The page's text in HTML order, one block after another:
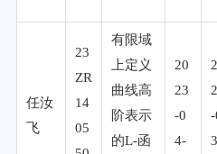
任汝
飞
23
ZR
14
05
有限域
上定义
曲线高
阶表示
的L-函
20
23
-0
4-
-